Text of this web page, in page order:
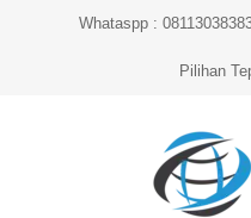
Whataspp :
Pilihan